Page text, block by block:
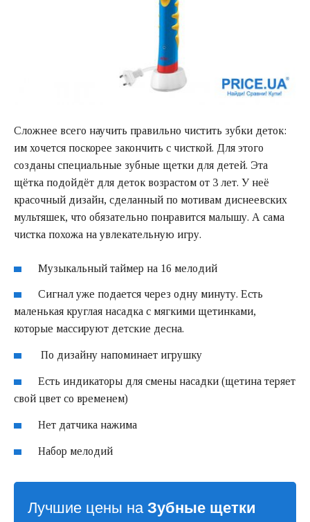
Сложнее всего научить правильно чистить зубки деток:
им хочется поскорее закончить с чисткой. Для этого
созданы специальные зубные щетки для детей. Эта
щётка подойдёт для деток возрастом от 3 лет. У неё
красочный дизайн, сделанный по мотивам диснеевских
мультяшек, что обязательно понравится малышу. А сама
чистка похожа на увлекательную игру.
Музыкальный таймер на 16 мелодий
Сигнал уже подается через одну минуту. Есть
маленькая круглая насадка с мягкими щетинками,
которые массируют детские десна.
По дизайну напоминает игрушку
Есть индикаторы для смены насадки (щетина теряет
свой цвет со временем)
Нет датчика нажима
Набор мелодий
Лучшие цены на Зубные щетки